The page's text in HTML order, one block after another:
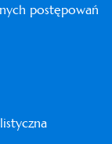
postępowań